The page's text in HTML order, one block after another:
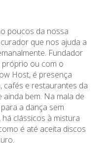
poucos da nossa
que nos ajuda a
Fundador
próprio ou com o
Host, é presença
cafés e restaurantes da
ainda bem. Na mala de
a dança sem
clássicos à mistura
é até aceita discos